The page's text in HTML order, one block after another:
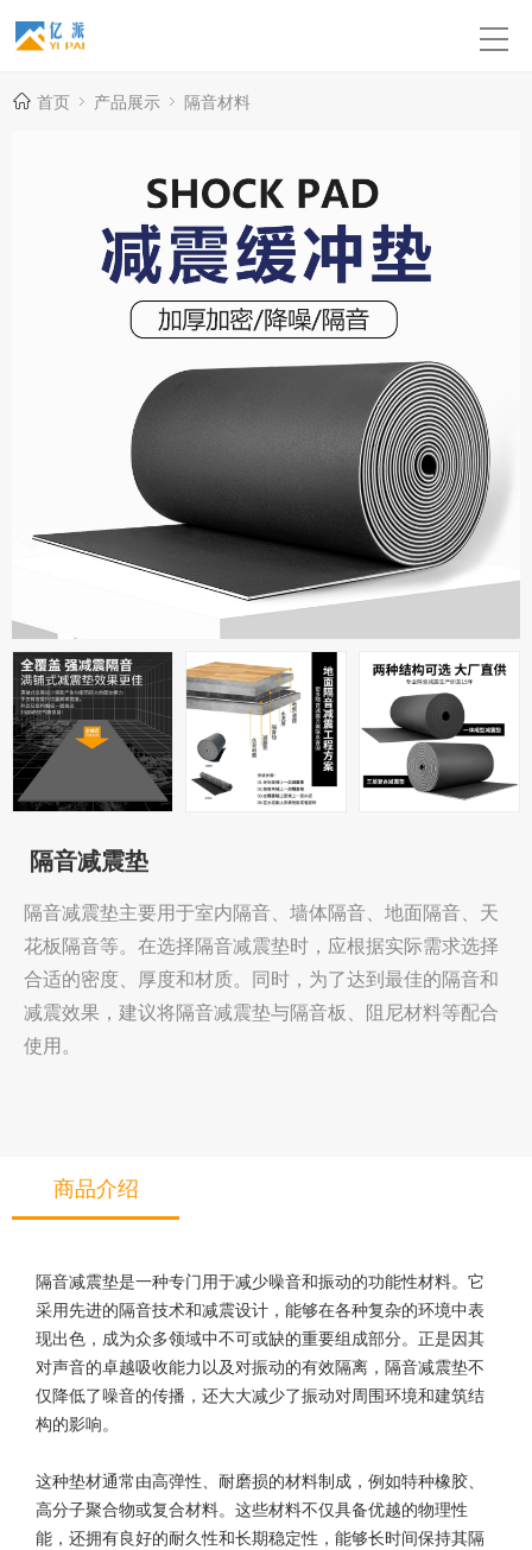
首页 产品展示 隔音材料
隔音减震垫
隔音减震垫主要用于室内隔音、墙体隔音、地面隔音、天
花板隔音等。在选择隔音减震垫时，应根据实际需求选择
合适的密度、厚度和材质。同时，为了达到最佳的隔音和
减震效果，建议将隔音减震垫与隔音板、阻尼材料等配合
使用。
商品介绍
隔音减震垫是一种专门用于减少噪音和振动的功能性材料。它
采用先进的隔音技术和减震设计，能够在各种复杂的环境中表
现出色，成为众多领域中不可或缺的重要组成部分。正是因其
对声音的卓越吸收能力以及对振动的有效隔离，隔音减震垫不
仅降低了噪音的传播，还大大减少了振动对周围环境和建筑结
构的影响。
这种垫材通常由高弹性、耐磨损的材料制成，例如特种橡胶、
高分子聚合物或复合材料。这些材料不仅具备优越的物理性
能，还拥有良好的耐久性和长期稳定性，能够长时间保持其隔